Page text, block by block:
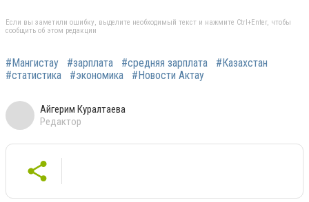
Если вы заметили ошибку, выделите необходимый текст и нажмите Ctrl+Enter, чтобы
сообщить об этом редакции
#Мангистау #зарплата #средняя зарплата
#Казахстан
#статистика
#экономика #Новости Актау
Айгерим Куралтаева
Редактор